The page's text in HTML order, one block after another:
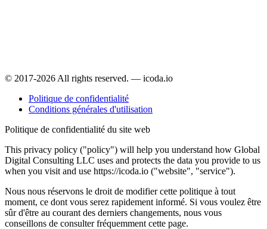
© 2017-2026 All rights reserved. — icoda.io
Politique de confidentialité
Conditions générales d'utilisation
Politique de confidentialité du site web
This privacy policy ("policy") will help you understand how Global
Digital Consulting LLC uses and protects the data you provide to us
when you visit and use https://icoda.io ("website", "service").
Nous nous réservons le droit de modifier cette politique à tout
moment, ce dont vous serez rapidement informé. Si vous voulez être
sûr d'être au courant des derniers changements, nous vous
conseillons de consulter fréquemment cette page.